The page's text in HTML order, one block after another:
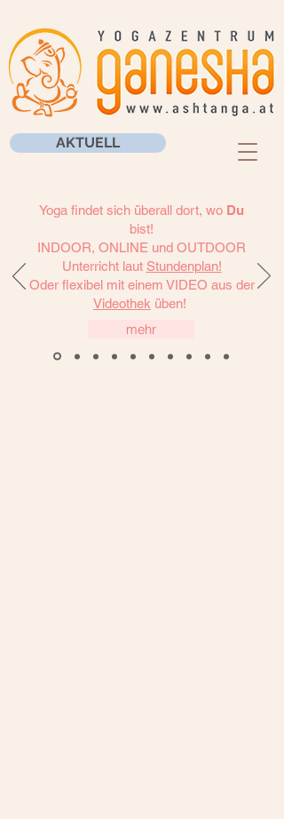
AKTUELL
Yoga findet sich überall dort, wo Du
bist!
INDOOR, ONLINE und OUTDOOR
Unterricht laut Stundenplan!
Oder flexibel mit einem VIDEO aus der
Videothek üben!
mehr